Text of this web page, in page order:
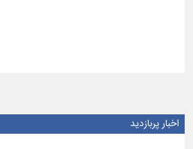
اخبار پربازدید